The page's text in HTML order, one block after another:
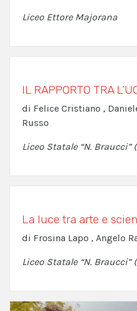
Liceo Ettore Majorana
IL RAPPORTO TRA
di Felice Cristiano ,
Russo
Liceo Statale “N. Braucci”
La luce tra arte e
di Frosina Lapo , Angelo
Liceo Statale “N. Braucci”